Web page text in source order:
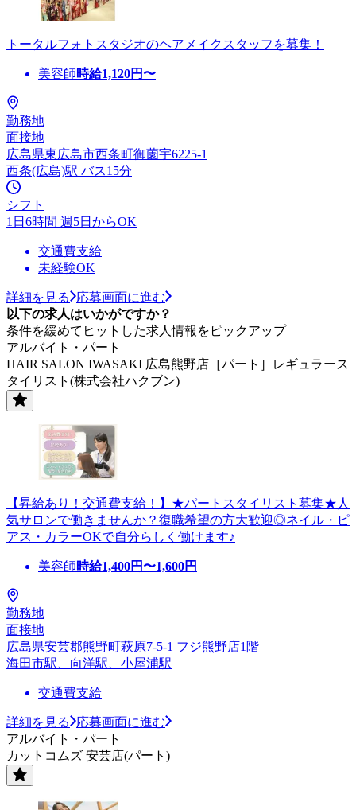
トータルフォトスタジオのヘアメイクスタッフを募集！
美容師時給1,120円〜
勤務地
面接地
広島県東広島市西条町御薗宇6225-1
西条(広島)駅 バス15分
シフト
1日6時間 週5日からOK
交通費支給
未経験OK
詳細を見る
応募画面に進む
以下の求人はいかがですか？
条件を緩めてヒットした求人情報をピックアップ
アルバイト・パート
HAIR SALON IWASAKI 広島熊野店［パート］レギュラース
タイリスト(株式会社ハクブン)
【昇給あり！交通費支給！】★パートスタイリスト募集★人
気サロンで働きませんか？復職希望の方大歓迎◎ネイル・ピ
アス・カラーOKで自分らしく働けます♪
美容師時給1,400円〜1,600円
勤務地
面接地
広島県安芸郡熊野町萩原7-5-1 フジ熊野店1階
海田市駅、向洋駅、小屋浦駅
交通費支給
詳細を見る
応募画面に進む
アルバイト・パート
カットコムズ 安芸店(パート)